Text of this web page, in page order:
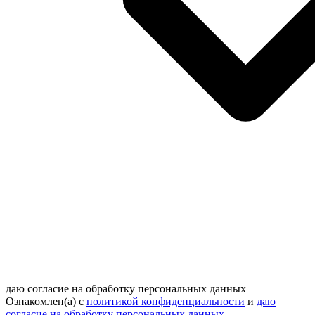
даю согласие на обработку персональных данных
Ознакомлен(а) с политикой конфиденциальности и даю